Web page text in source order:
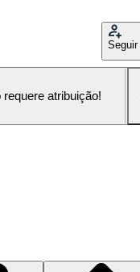
Seguir
requere atribuição!